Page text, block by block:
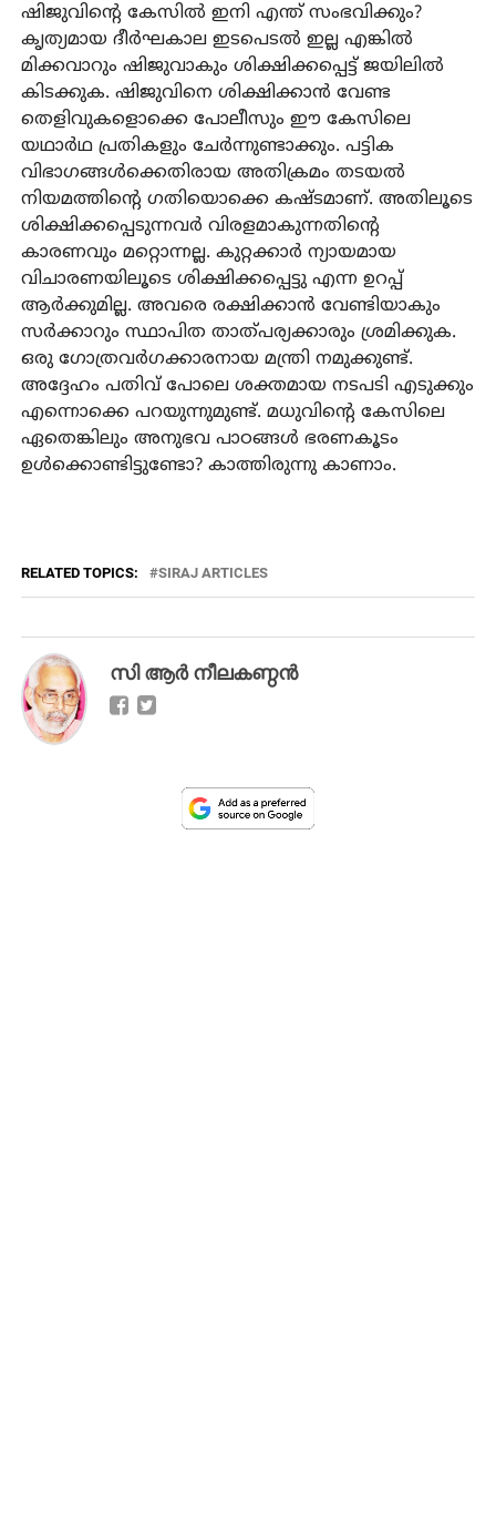
ഷിജുവിന്റെ കേസില്‍ ഇനി എന്ത് സംഭവിക്കും?
കൃത്യമായ ദീര്‍ഘകാല ഇടപെടല്‍ ഇല്ല എങ്കില്‍
മിക്കവാറും ഷിജുവാകും ശിക്ഷിക്കപ്പെട്ട് ജയിലില്‍
കിടക്കുക. ഷിജുവിനെ ശിക്ഷിക്കാന്‍ വേണ്ട
തെളിവുകളൊക്കെ പോലീസും ഈ കേസിലെ
യഥാര്‍ഥ പ്രതികളും ചേര്‍ന്നുണ്ടാക്കും. പട്ടിക
വിഭാഗങ്ങള്‍ക്കെതിരായ അതിക്രമം തടയല്‍
നിയമത്തിന്റെ ഗതിയൊക്കെ കഷ്ടമാണ്. അതിലൂടെ
ശിക്ഷിക്കപ്പെടുന്നവര്‍ വിരളമാകുന്നതിന്റെ
കാരണവും മറ്റൊന്നല്ല. കുറ്റക്കാര്‍ ന്യായമായ
വിചാരണയിലൂടെ ശിക്ഷിക്കപ്പെട്ടു എന്ന ഉറപ്പ്
ആര്‍ക്കുമില്ല. അവരെ രക്ഷിക്കാന്‍ വേണ്ടിയാകും
സര്‍ക്കാറും സ്ഥാപിത താത്പര്യക്കാരും ശ്രമിക്കുക.
ഒരു ഗോത്രവര്‍ഗക്കാരനായ മന്ത്രി നമുക്കുണ്ട്.
അദ്ദേഹം പതിവ് പോലെ ശക്തമായ നടപടി എടുക്കും
എന്നൊക്കെ പറയുന്നുമുണ്ട്. മധുവിന്റെ കേസിലെ
ഏതെങ്കിലും അനുഭവ പാഠങ്ങള്‍ ഭരണകൂടം
ഉള്‍ക്കൊണ്ടിട്ടുണ്ടോ? കാത്തിരുന്നു കാണാം.
RELATED TOPICS: SIRAJ ARTICLES
സി ആര്‍ നീലകണ്ഠന്‍